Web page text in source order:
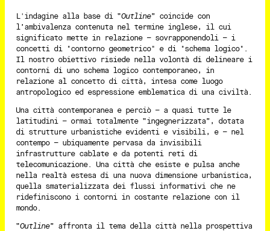
L'indagine alla base di “Outline” coincide con
l’ambivalenza contenuta nel termine inglese, il cui
significato mette in relazione – sovrapponendoli – i
concetti di "contorno geometrico" e di "schema logico".
Il nostro obiettivo risiede nella volontà di delineare i
contorni di uno schema logico contemporaneo, in
relazione al concetto di città, intesa come luogo
antropologico ed espressione emblematica di una civiltà.
Una città contemporanea e perciò – a quasi tutte le
latitudini – ormai totalmente “ingegnerizzata”, dotata
di strutture urbanistiche evidenti e visibili, e – nel
contempo – ubiquamente pervasa da invisibili
infrastrutture cablate e da potenti reti di
telecomunicazione. Una città che esiste e pulsa anche
nella realtà estesa di una nuova dimensione urbanistica,
quella smaterializzata dei flussi informativi che ne
ridefiniscono i contorni in costante relazione con il
mondo.
“Outline” affronta il tema della città nella prospettiva